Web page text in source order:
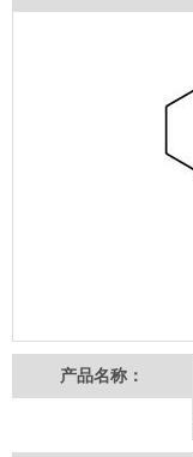
产品名称：